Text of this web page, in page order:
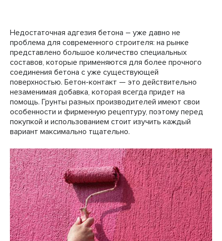
Недостаточная адгезия бетона – уже давно не
проблема для современного строителя: на рынке
представлено большое количество специальных
составов, которые применяются для более прочного
соединения бетона с уже существующей
поверхностью. Бетон-контакт — это действительно
незаменимая добавка, которая всегда придет на
помощь. Грунты разных производителей имеют свои
особенности и фирменную рецептуру, поэтому перед
покупкой и использованием стоит изучить каждый
вариант максимально тщательно.